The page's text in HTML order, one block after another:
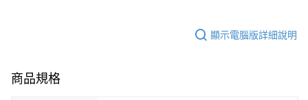
顯示電腦版詳細說明
商品規格